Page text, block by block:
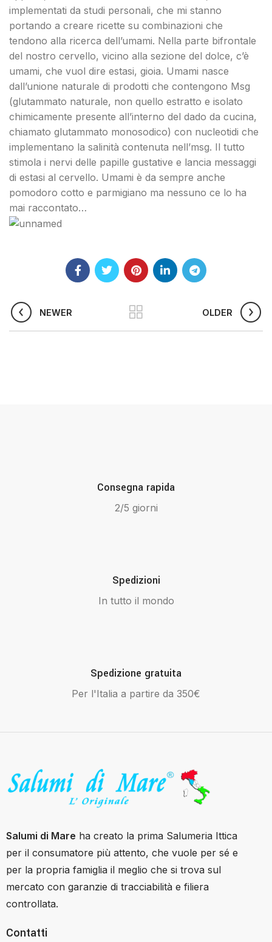
implementati da studi personali, che mi stanno
portando a creare ricette su combinazioni che
tendono alla ricerca dell’umami. Nella parte bifrontale
del nostro cervello, vicino alla sezione del dolce, c’è
umami, che vuol dire estasi, gioia. Umami nasce
dall’unione naturale di prodotti che contengono Msg
(glutammato naturale, non quello estratto e isolato
chimicamente presente all’interno del dado da cucina,
chiamato glutammato monosodico) con nucleotidi che
implementano la salinità contenuta nell’msg. Il tutto
stimola i nervi delle papille gustative e lancia messaggi
di estasi al cervello. Umami è da sempre anche
pomodoro cotto e parmigiano ma nessuno ce lo ha
mai raccontato…
NEWER OLDER
Consegna rapida
2/5 giorni
Spedizioni
In tutto il mondo
Spedizione gratuita
Per l'Italia a partire da 350€
Salumi di Mare ha creato la prima Salumeria Ittica
per il consumatore più attento, che vuole per sé e
per la propria famiglia il meglio che si trova sul
mercato con garanzie di tracciabilità e filiera
controllata.
Contatti